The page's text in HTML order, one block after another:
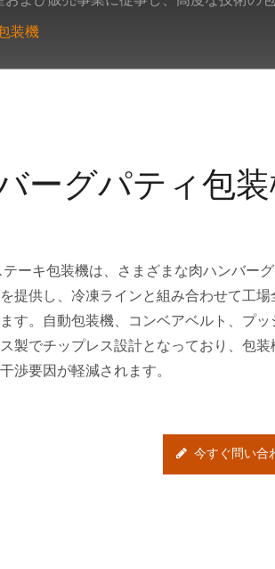
装機
ーグパティ包
ーキ包装機は、さまざまな肉ハンバー
提供し、冷凍ラインと組み合わせて工場
す。自動包装機、コンベアベルト、プッ
製でチップレス設計となっており、包装
渉要因が軽減されます。
今すぐ問い合